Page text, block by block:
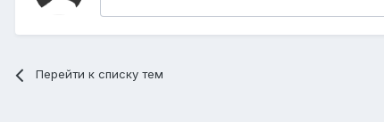
Перейти к списку тем